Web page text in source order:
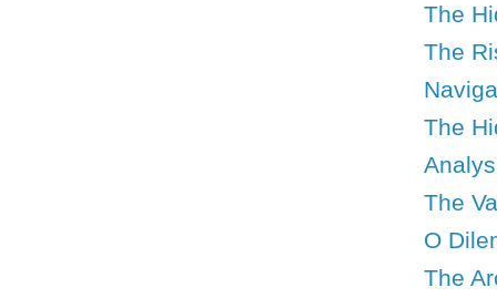
The
The
The
The
O
The